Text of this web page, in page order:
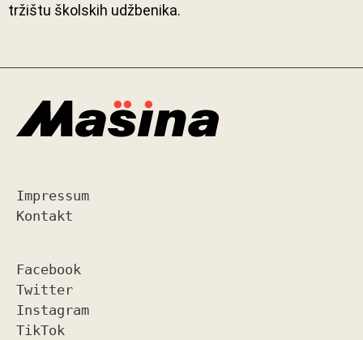
tržištu školskih udžbenika.
Impressum
Kontakt
Facebook
Twitter
Instagram
TikTok